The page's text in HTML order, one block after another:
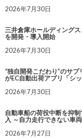
2026年7月30日
三井倉庫ホールディング
を開発・導入開始
2026年7月30日
“独自開発こだわり”のサ
がEC自動出荷アプリ「シ
2026年7月30日
自動車船の荷役中断を抑
入 ～自力走行できない車
2026年7月27日